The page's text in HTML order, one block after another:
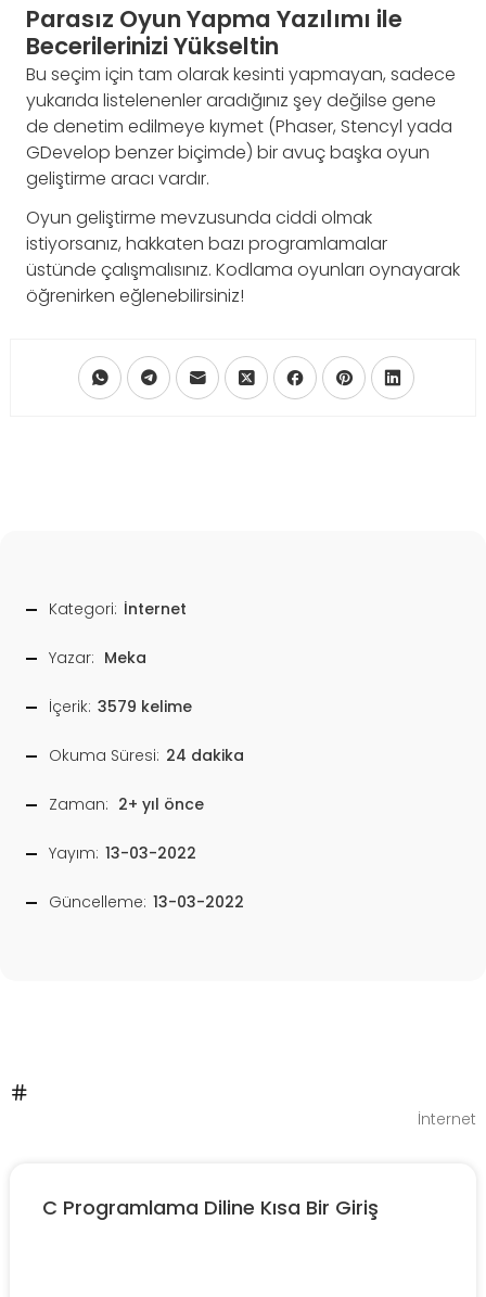
Parasız Oyun Yapma Yazılımı ile
Becerilerinizi Yükseltin
Bu seçim için tam olarak kesinti yapmayan, sadece
yukarıda listelenenler aradığınız şey değilse gene
de denetim edilmeye kıymet (Phaser, Stencyl yada
GDevelop benzer biçimde) bir avuç başka oyun
geliştirme aracı vardır.
Oyun geliştirme mevzusunda ciddi olmak
istiyorsanız, hakkaten bazı programlamalar
üstünde çalışmalısınız. Kodlama oyunları oynayarak
öğrenirken eğlenebilirsiniz!
Kategori: İnternet
Yazar: Meka
İçerik: 3579 kelime
Okuma Süresi: 24 dakika
Zaman: 2+ yıl önce
Yayım: 13-03-2022
Güncelleme: 13-03-2022
İnternet
C Programlama Diline Kısa Bir Giriş